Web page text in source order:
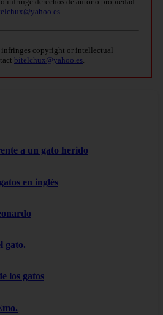
copyright or intellectual
bitelchux@yahoo.es
a un gato herido
en inglés
gato.
los gatos